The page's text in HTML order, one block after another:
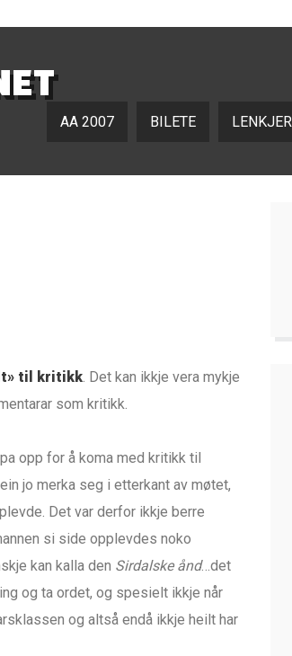
AA 2007 BILETE LENKJER
til kritikk. Det kan ikkje vera mykje
som kritikk.
opp for å koma med kritikk til
jo merka seg i etterkant av møtet,
Det var derfor ikkje berre
si side opplevdes noko
kan kalla den Sirdalske ånd…det
og ta ordet, og spesielt ikkje når
og altså endå ikkje heilt har